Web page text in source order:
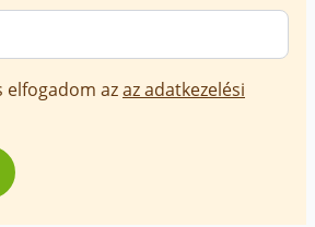
Feliratkozom és elfogadom azaz adatkezelési